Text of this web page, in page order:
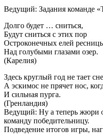
Ведущий: Задания команде
Долго будет … сниться,
Будут сниться с этих пор
Остроконечных елей
Над голубыми глазами озер.
(Карелия)
Здесь круглый год не тает
А эскимос не прячет нос,
И сильная пурга.
(Гренландия)
Ведущий: Ну а теперь жюри
команду победительницу.
Подведение итогов игры,